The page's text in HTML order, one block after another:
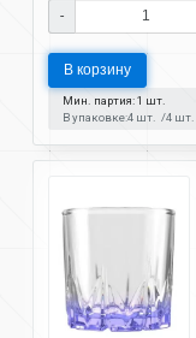
-
В корзину
Мин. партия: 1 шт.
В упаковке:4 шт. 4 шт.